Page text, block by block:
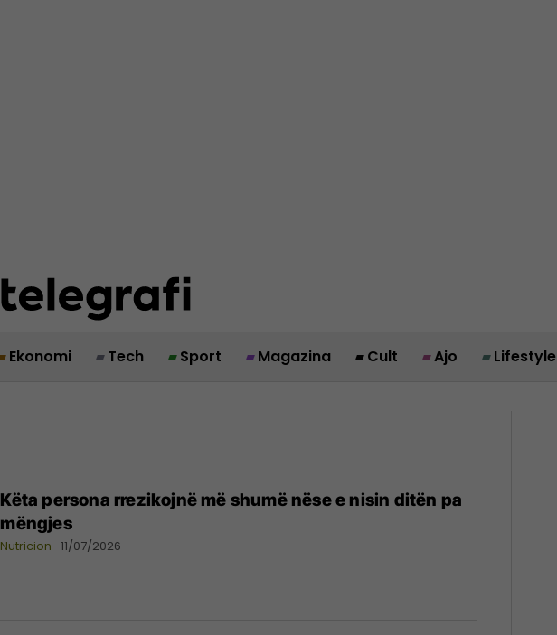
Ekonomi Tech Sport Magazina Cult Ajo Lifestyle
Këta persona rrezikojnë më shumë nëse e nisin ditën pa
mëngjes
Nutricion 11/07/2026